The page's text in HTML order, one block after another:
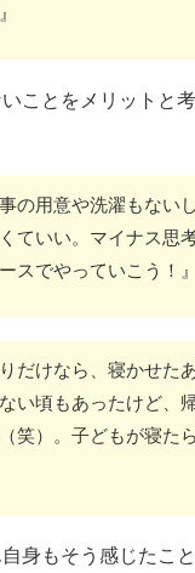
ことをメリットと
事の用意や洗濯もな
ていい。マイナス思
スでやっていこう！』
りだけなら、寝かせ
い頃もあったけど、
笑）。子どもが寝た
身もそう感じたこ